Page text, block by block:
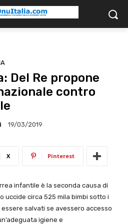
Del Re propone
contro
19/03/2019
X Pinterest
infantile è la seconda causa di
uccide circa 525 mila bimbi sotto i
salvati se avessero accesso
igiene e